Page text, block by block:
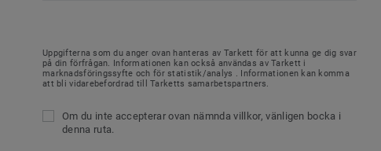
Uppgifterna som du anger ovan hanteras av Tarkett för att kunna ge dig svar
på din förfrågan. Informationen kan också användas av Tarkett i
marknadsföringssyfte och för statistik/analys . Informationen kan komma
att bli vidarebefordrad till Tarketts samarbetspartners.
Om du inte accepterar ovan nämnda villkor, vänligen bocka i
denna ruta.